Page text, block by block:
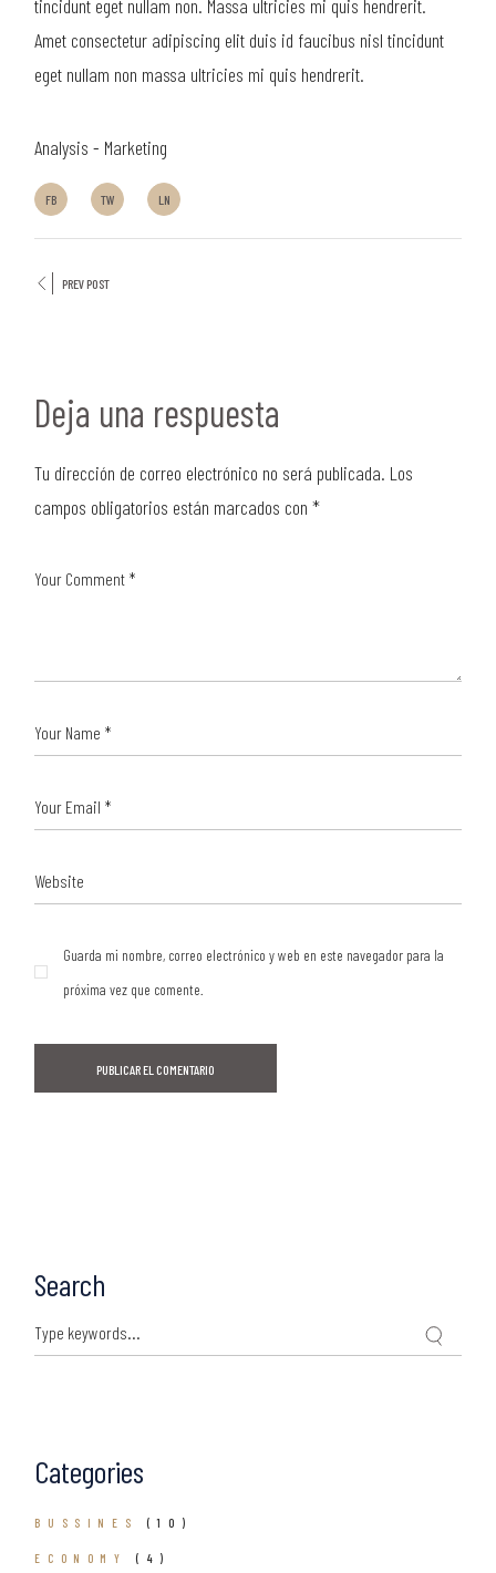
tincidunt eget nullam non. Massa ultricies mi quis hendrerit.
Amet consectetur adipiscing elit duis id faucibus nisl tincidunt
eget nullam non massa ultricies mi quis hendrerit.
Analysis Marketing
FB TW LN
PREV POST
Deja una respuesta
Tu dirección de correo electrónico no será publicada. Los
campos obligatorios están marcados con*
Guarda mi nombre, correo electrónico y web en este navegador para la
próxima vez que comente.
PUBLICAR EL COMENTARIO
Search
Categories
BUSSINES (10)
ECONOMY (4)